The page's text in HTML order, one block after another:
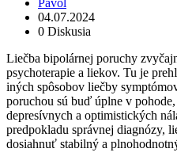
04.07.2024
0 Diskusia
Liečba bipolárnej poruchy
psychoterapie a liekov. Tu je
iných spôsobov liečby
poruchou sú buď úplne v
depresívnych a optimistických
predpokladu správnej diagnózy,
dosiahnuť stabilný a